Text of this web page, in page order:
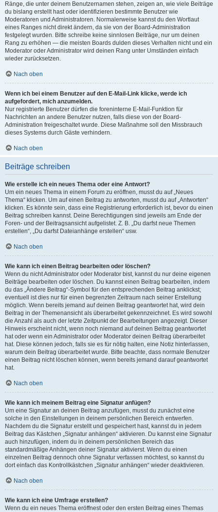
Ränge, die unter deinem Benutzernamen stehen, zeigen an, wie viele Beiträge
du bislang erstellt hast oder identifizieren bestimmte Benutzer wie
Moderatoren und Administratoren. Normalerweise kannst du den Wortlaut
eines Ranges nicht direkt ändern, da sie von der Board-Administration
festgelegt wurden. Bitte schreibe keine sinnlosen Beiträge, nur um deinen
Rang zu erhöhen — die meisten Boards dulden dieses Verhalten nicht und ein
Moderator oder Administrator wird deinen Rang unter Umständen einfach
wieder zurücksetzen.
Nach oben
Wenn ich bei einem Benutzer auf den E-Mail-Link klicke, werde ich
aufgefordert, mich anzumelden.
Nur registrierte Benutzer dürfen die foreninterne E-Mail-Funktion für
Nachrichten an andere Benutzer nutzen, falls diese von der Board-
Administration freigeschaltet wurde. Diese Maßnahme soll den Missbrauch
dieses Systems durch Gäste verhindern.
Nach oben
Beiträge schreiben
Wie erstelle ich ein neues Thema oder eine Antwort?
Um ein neues Thema in einem Forum zu eröffnen, musst du auf „Neues
Thema“ klicken. Um auf einen Beitrag zu antworten, musst du auf „Antworten“
klicken. Es könnte sein, dass eine Registrierung erforderlich ist, bevor du einen
Beitrag schreiben kannst. Deine Berechtigungen sind jeweils am Ende der
Foren- und der Beitragsansicht aufgelistet. Z. B. „Du darfst neue Themen
erstellen“, „Du darfst Dateianhänge erstellen“ usw.
Nach oben
Wie kann ich einen Beitrag bearbeiten oder löschen?
Wenn du nicht Administrator oder Moderator bist, kannst du nur deine eigenen
Beiträge bearbeiten oder löschen. Du kannst einen Beitrag bearbeiten, indem
du das „Ändere Beitrag“-Symbol für den entsprechenden Beitrag anklickst;
eventuell ist dies nur für einen begrenzten Zeitraum nach seiner Erstellung
möglich. Wenn bereits jemand auf deinen Beitrag geantwortet hat, wird dein
Beitrag in der Themenansicht als überarbeitet gekennzeichnet. Es wird sowohl
die Anzahl als auch der letzte Zeitpunkt der Bearbeitungen angezeigt. Dieser
Hinweis erscheint nicht, wenn noch niemand auf deinen Beitrag geantwortet
hat oder wenn ein Administrator oder Moderator deinen Beitrag überarbeitet
hat. Diese können jedoch, falls sie es für nötig halten, eine Notiz hinterlassen,
warum dein Beitrag überarbeitet wurde. Bitte beachte, dass normale Benutzer
einen Beitrag nicht löschen können, wenn bereits jemand darauf geantwortet
hat.
Nach oben
Wie kann ich meinem Beitrag eine Signatur anfügen?
Um eine Signatur an deinen Beitrag anzufügen, musst du zunächst eine
solche in den Einstellungen in deinem persönlichen Bereich entwerfen.
Nachdem du die Signatur erstellt und gespeichert hast, kannst du in jedem
Beitrag das Kästchen „Signatur anhängen“ aktivieren. Du kannst eine Signatur
auch hinzufügen, indem du in deinem persönlichen Bereich das
standardmäßige Anhängen deiner Signatur aktivierst. Wenn du einen
einzelnen Beitrag dennoch ohne Signatur verfassen möchtest, so kannst du
dort einfach das Kontrollkästchen „Signatur anhängen“ wieder deaktivieren.
Nach oben
Wie kann ich eine Umfrage erstellen?
Wenn du ein neues Thema eröffnest oder den ersten Beitrag eines Themas